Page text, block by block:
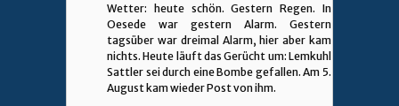
Wetter: heute schön. Gestern Regen. In
Oesede war gestern Alarm. Gestern
tagsüber war dreimal Alarm, hier aber kam
nichts. Heute läuft das Gerücht um: Lemkuhl
Sattler sei durch eine Bombe gefallen. Am 5.
August kam wieder Post von ihm.